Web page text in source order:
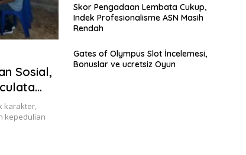
Sosial,
karakter,
kepedulian
Skor Pengadaan Lembata Cukup,
Indek Profesionalisme ASN Masih
Rendah
Gates of Olympus Slot İncelemesi,
Bonuslar ve ucretsiz Oyun